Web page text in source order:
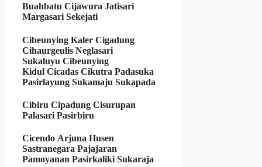
Buahbatu Cijawura Jatisari
Margasari Sekejati
Cibeunying Kaler Cigadung
Cihaurgeulis Neglasari
Sukaluyu Cibeunying
Kidul Cicadas Cikutra Padasuka
Pasirlayung Sukamaju Sukapada
Cibiru Cipadung Cisurupan
Palasari Pasirbiru
Cicendo Arjuna Husen
Sastranegara Pajajaran
Pamoyanan Pasirkaliki Sukaraja